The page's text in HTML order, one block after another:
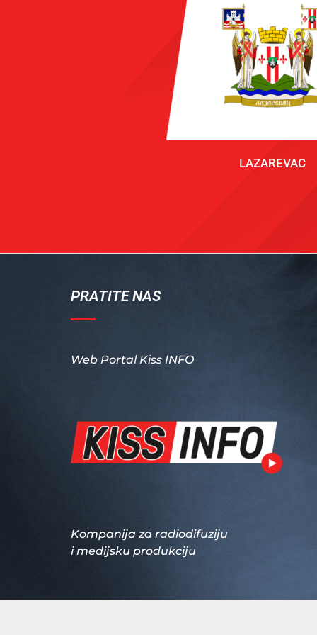
LAZAREVAC
PRATITE NAS
Web Portal Kiss INFO
Kompanija za radiodifuziju
i medijsku produkciju